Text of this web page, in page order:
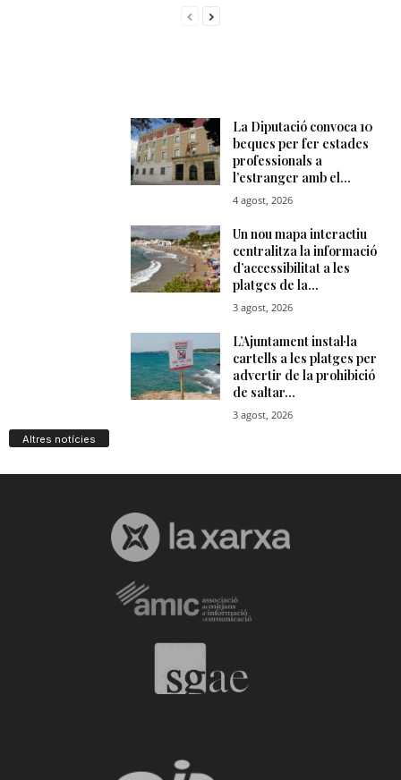
Altres notícies